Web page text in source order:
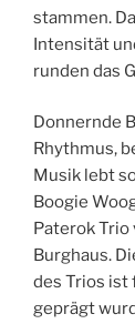
stammen.
Intensität
runden das
Donnernde
Rhythmus,
Musik lebt
Boogie
Paterok Trio
Burghaus.
des Trios ist
geprägt